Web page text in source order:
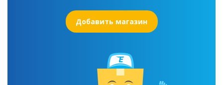
Добавить магазин